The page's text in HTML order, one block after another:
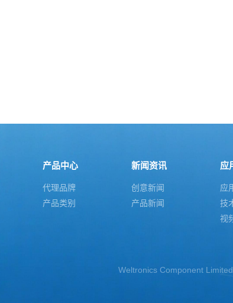
产品中心
代理品牌
产品类别
新闻资讯
创意新闻
产品新闻
应
应
技
视
Weltronics Component